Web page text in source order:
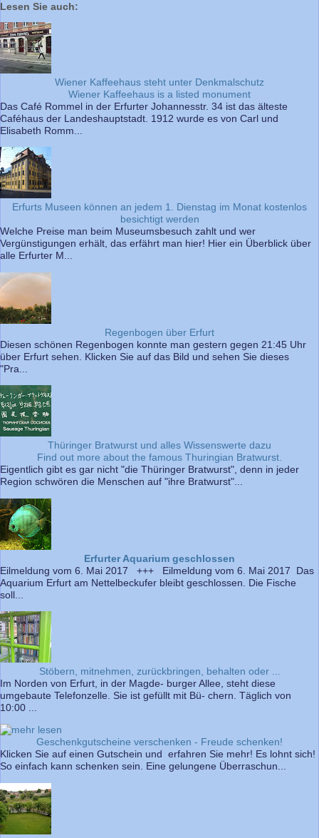
Lesen Sie auch:
Wiener Kaffeehaus steht unter Denkmalschutz
Wiener Kaffeehaus is a listed monument
Das Café Rommel in der Erfurter Johannesstr. 34 ist das älteste
Caféhaus der Landeshauptstadt. 1912 wurde es von Carl und
Elisabeth Romm...
Erfurts Museen können an jedem 1. Dienstag im Monat kostenlos
besichtigt werden
Welche Preise man beim Museumsbesuch zahlt und wer
Vergünstigungen erhält, das erfährt man hier! Hier ein Überblick über
alle Erfurter M...
Regenbogen über Erfurt
Diesen schönen Regenbogen konnte man gestern gegen 21:45 Uhr
über Erfurt sehen. Klicken Sie auf das Bild und sehen Sie dieses
"Pra...
Thüringer Bratwurst und alles Wissenswerte dazu
Find out more about the famous Thuringian Bratwurst.
Eigentlich gibt es gar nicht "die Thüringer Bratwurst", denn in jeder
Region schwören die Menschen auf "ihre Bratwurst"...
Erfurter Aquarium geschlossen
Eilmeldung vom 6. Mai 2017 +++ Eilmeldung vom 6. Mai 2017 Das
Aquarium Erfurt am Nettelbeckufer bleibt geschlossen. Die Fische
soll...
Stöbern, mitnehmen, zurückbringen, behalten oder ...
Im Norden von Erfurt, in der Magde- burger Allee, steht diese
umgebaute Telefonzelle. Sie ist gefüllt mit Bü- chern. Täglich von
10:00 ...
Geschenkgutscheine verschenken - Freude schenken!
Klicken Sie auf einen Gutschein und erfahren Sie mehr! Es lohnt sich!
So einfach kann schenken sein. Eine gelungene Überraschun...